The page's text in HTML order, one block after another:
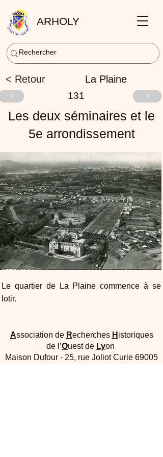
ARHOLY
< Retour
<
La Plaine
>
131
Les deux séminaires et le
5e arrondissement
Le quartier de La Plaine commence à se
lotir.
Association de Recherches H istoriques
de l’Ouest de Lyon
Maison Dufour - 25, rue Joliot Curie 69005